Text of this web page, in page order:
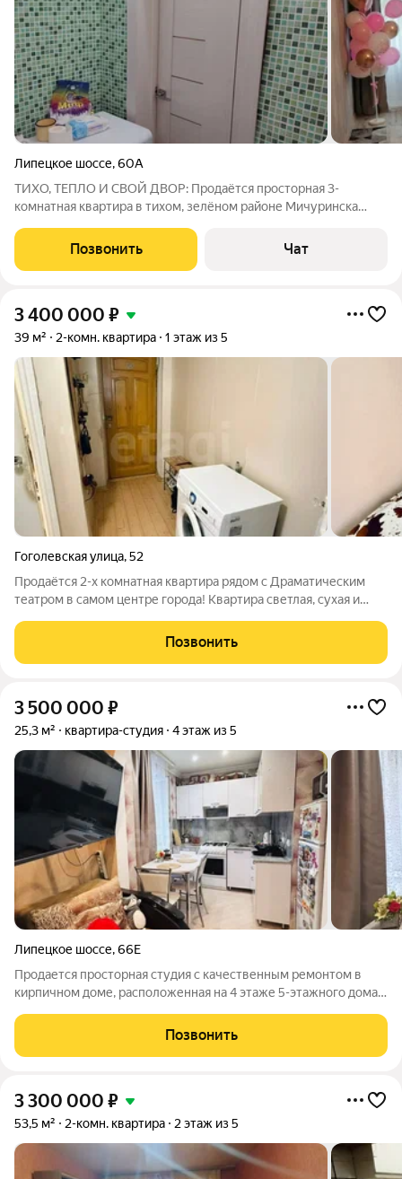
Липецкое шоссе,60А
ТИХО, ТЕПЛО И СВОЙ ДВОР: Продаётся просторная 3-
комнатная квартира в тихом, зелёном районе Мичуринска
2 этажа (второй этаж) Год постройки: 1971 Цена: 3990000
Позвонить Чат
3 400 000 ₽
39 м² 2-комн. квартира 1 этаж из 5
Гоголевская улица,52
Продаётся 2-х комнатная квартира рядом с Драматическим
театром в самом центре города! Квартира светлая, сухая и
косметический ремонт, что позволит вам обустроить
пространство по своему
Позвонить
3 500 000 ₽
25,3 м² квартира-студия 4 этаж из 5
Липецкое шоссе,66Е
Продается просторная студия с качественным ремонтом в
кирпичном доме, расположенная на 4 этаже 5-этажного дома.
капитальный ремонт с заменой всех инженерных
коммуникаций, включая электропроводку,
Позвонить
3 300 000 ₽
53,5 м² 2-комн. квартира 2 этаж из 5